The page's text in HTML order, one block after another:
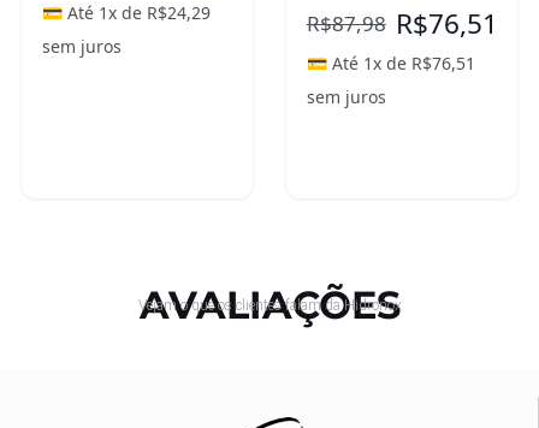
💳 Até 1x de R$24,29
sem juros
R$87,98 R$76,51
💳 Até 1x de R$76,51
sem juros
AVALIAÇÕES
Vejam o que os clientes falam da Hidronox